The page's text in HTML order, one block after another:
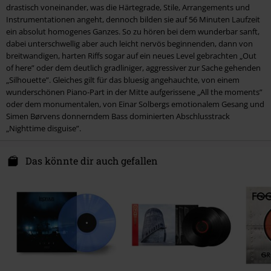
6. The Silent Revelation
7. The Shadow Side
Disc 2
1. On Hold
2. Castaway Angels
3. Nighttime Disguise
5.
Acquired Taste (Live 2021)
Running Low
Out Of Here
drastisch voneinander, was die Härtegrade, Stile, Arrangements und
Instrumentationen angeht, dennoch bilden sie auf 56 Minuten Laufzeit
ein absolut homogenes Ganzes. So zu hören bei dem wunderbar sanft,
dabei unterschwellig aber auch leicht nervös beginnenden, dann von
breitwandigen, harten Riffs sogar auf ein neues Level gebrachten „Out
of here” oder dem deutlich gradliniger, aggressiver zur Sache gehenden
„Silhouette”. Gleiches gilt für das bluesig angehauchte, von einem
wunderschönen Piano-Part in der Mitte aufgerissene „All the moments”
oder dem monumentalen, von Einar Solbergs emotionalem Gesang und
Simen Børvens donnerndem Bass dominierten Abschlusstrack
„Nighttime disguise”.
Das könnte dir auch gefallen